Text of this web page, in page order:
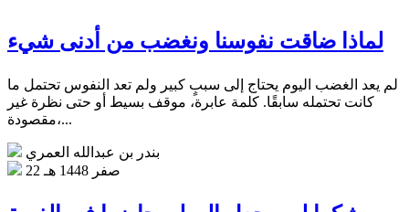
لماذا ضاقت نفوسنا ونغضب من أدنى شيء
لم يعد الغضب اليوم يحتاج إلى سببٍ كبير ولم تعد النفوس تحتمل ما
كانت تحتمله سابقًا. كلمة عابرة، موقف بسيط أو حتى نظرة غير
مقصودة،...
بندر بن عبدالله العمري
22 صفر 1448 هـ